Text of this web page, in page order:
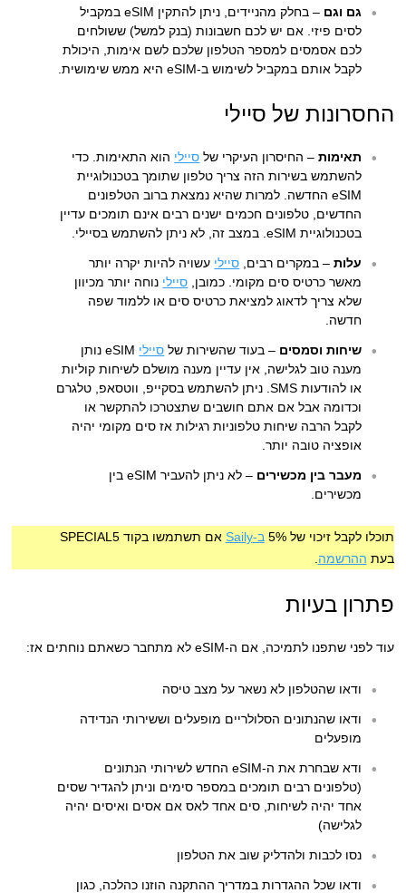
גם וגם
– בחלק מהניידים, ניתן להתקין eSIM במקביל
לסים פיזי. אם יש לכם חשבונות (בנק למשל) ששולחים
לכם אסמסים למספר הטלפון שלכם לשם אימות, היכולת
לקבל אותם במקביל לשימוש ב-eSIM היא ממש שימושית.
החסרונות של סיילי
תאימות – החיסרון העיקרי של סיילי הוא התאימות. כדי
להשתמש בשירות הזה צריך טלפון שתומך בטכנולוגיית
eSIM החדשה. למרות שהיא נמצאת ברוב הטלפונים
החדשים, טלפונים חכמים ישנים רבים אינם תומכים עדיין
בטכנולוגיית eSIM. במצב זה, לא ניתן להשתמש בסיילי.
עלות – במקרים רבים, סיילי עשויה להיות יקרה יותר
מאשר כרטיס סים מקומי. כמובן, סיילי נוחה יותר מכיוון
שלא צריך לדאוג למציאת כרטיס סים או ללמוד שפה
חדשה.
שיחות וסמסים – בעוד שהשירות של סיילי
eSIM נותן
מענה טוב לגלישה, אין עדיין מענה מושלם לשיחות קוליות
או להודעות SMS. ניתן להשתמש בסקייפ, ווטסאפ, טלגרם
וכדומה אבל אם אתם חושבים שתצטרכו להתקשר או
לקבל הרבה שיחות טלפוניות רגילות אז סים מקומי יהיה
אופציה טובה יותר.
מעבר בין מכשירים
– לא ניתן להעביר eSIM בין
מכשירים.
תוכלו לקבל זיכוי של 5% ב-Saily
אם תשתמשו בקוד SPECIAL5
בעת ההרשמה
פתרון בעיות
עוד לפני שתפנו לתמיכה, אם ה-eSIM לא מתחבר כשאתם נוחתים אז:
ודאו שהטלפון לא נשאר על מצב טיסה
ודאו שהנתונים הסלולריים מופעלים וששירותי הנדידה
מופעלים
ודא שבחרת את ה-eSIM החדש לשירותי הנתונים
(טלפונים רבים תומכים במספר סימים וניתן להגדיר שסים
אחד יהיה לשיחות, סים אחד לאס אם אסים ואיסים יהיה
לגלישה)
נסו לכבות ולהדליק שוב את הטלפון
ודאו שכל ההגדרות במדריך ההתקנה הוזנו כהלכה, כגון